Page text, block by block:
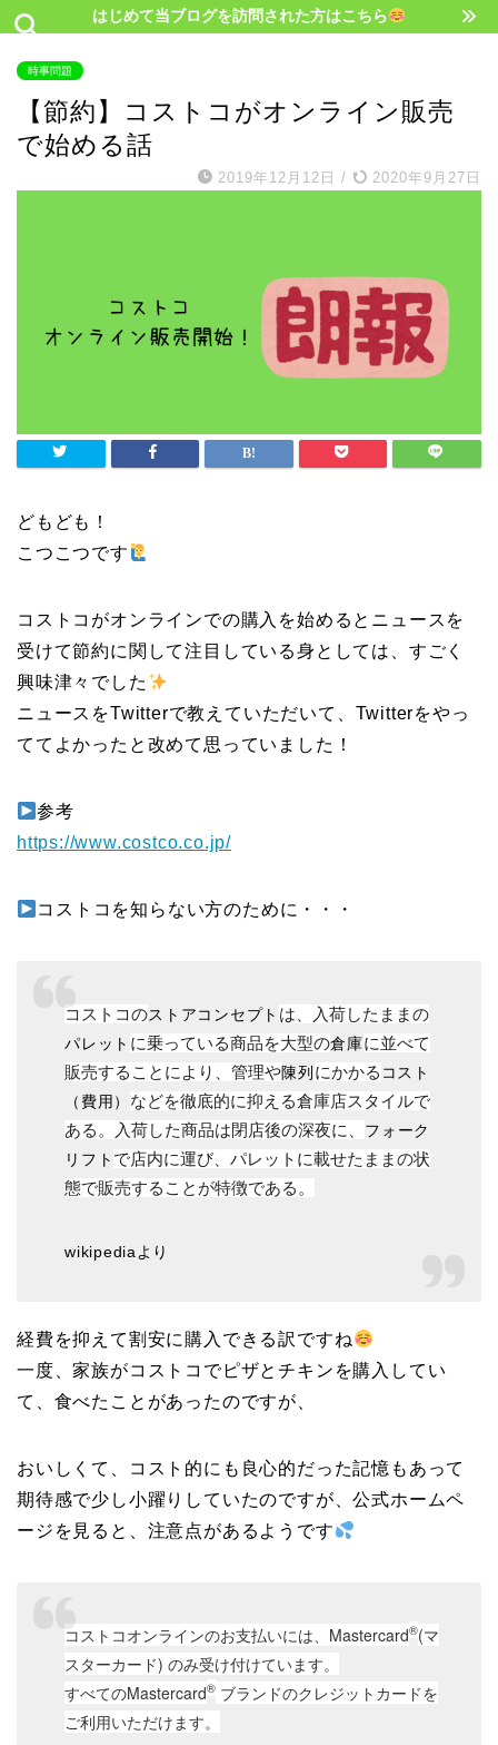
はじめて当ブログを訪問された方はこちら
時事問題
【節約】コストコがオンライン販売
で始める話
2019年12月12日 / 2020年9月27日
どもども！
こつこつです
コストコがオンラインでの購入を始めるとニュースを
受けて節約に関して注目している身としては、すごく
興味津々でした
ニュースをTwitterで教えていただいて、Twitterをやっ
ててよかったと改めて思っていました！
参考
https://www.costco.co.jp/
コストコを知らない方のために・・・
コストコのストアコンセプト は、入荷したままの
パレット に乗っている商品を大型の倉庫に並べて
販売することにより、管理や陳列 にかかる コスト
（費用） などを徹底的に抑える倉庫店スタイルで
ある。入荷した商品は閉店後の深夜に、 フォーク
リフト で店内に運び、パレットに載せたままの状
態で販売することが特徴である。
wikipediaより
経費を抑えて割安に購入できる訳ですね
一度、家族がコストコでピザとチキンを購入してい
て、食べたことがあったのですが、
おいしくて、コスト的にも良心的だった記憶もあって
期待感で少し小躍りしていたのですが、公式ホームペ
ージを見ると、注意点があるようです
コストコオンラインのお支払いには、Mastercard®(マ
スターカード) のみ受け付けています。
すべてのMastercard® ブランドのクレジットカードを
ご利用いただけます。